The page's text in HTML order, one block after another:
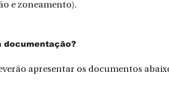
e zoneamento).
documentação?
apresentar os documentos